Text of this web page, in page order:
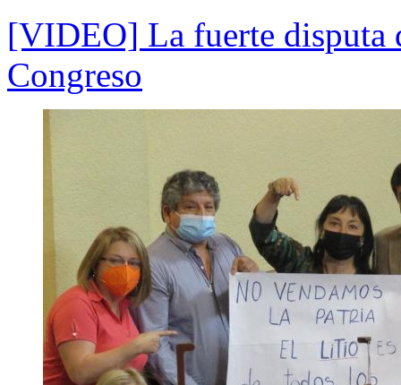
[VIDEO] La fuerte disputa
Congreso